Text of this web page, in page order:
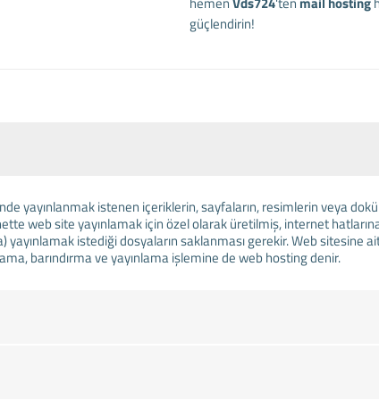
güçlendirin!
yayınlanmak istenen içeriklerin, sayfaların, resimlerin veya
web site yayınlamak için özel olarak üretilmiş, internet
istediği dosyaların saklanması gerekir. Web sitesine
barındırma ve yayınlama işlemine de web hosting denir.